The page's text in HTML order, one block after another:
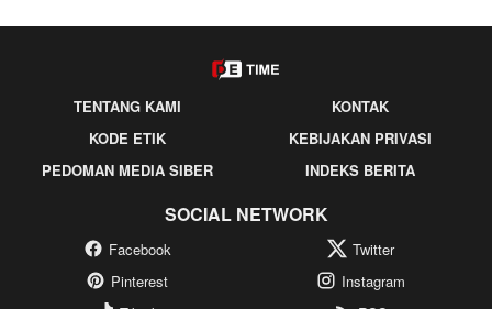
TENTANG KAMI
KONTAK
KODE ETIK
KEBIJAKAN PRIVASI
PEDOMAN MEDIA SIBER
INDEKS BERITA
SOCIAL NETWORK
Facebook
Twitter
Pinterest
Instagram